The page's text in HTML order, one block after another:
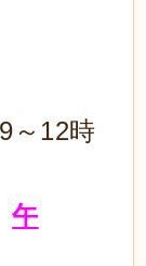
時
午